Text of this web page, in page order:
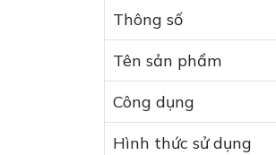
Thông số
Tên sản phẩm
Công dụng
Hình thức sử dụng